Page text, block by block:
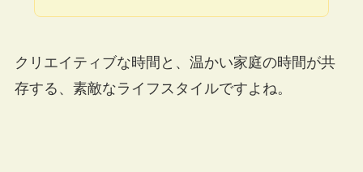
クリエイティブな時間と、温かい家庭の時間が共
存する、素敵なライフスタイルですよね。